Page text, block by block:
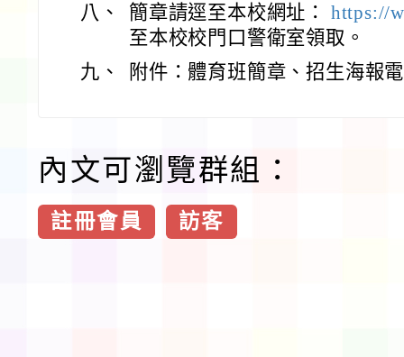
八、 簡章請逕至本校網址： https://
至本校校門口警衛室領取。
九、
附件：體育班簡章、招生海報
內文可瀏覽群組：
註冊會員 訪客